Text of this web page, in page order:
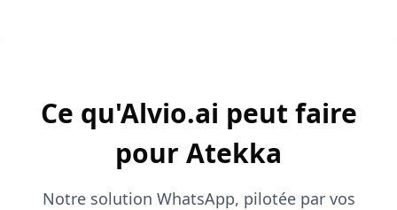
Ce qu'Alvio.ai peut faire
pour Atekka
Notre solution WhatsApp, pilotée par vos